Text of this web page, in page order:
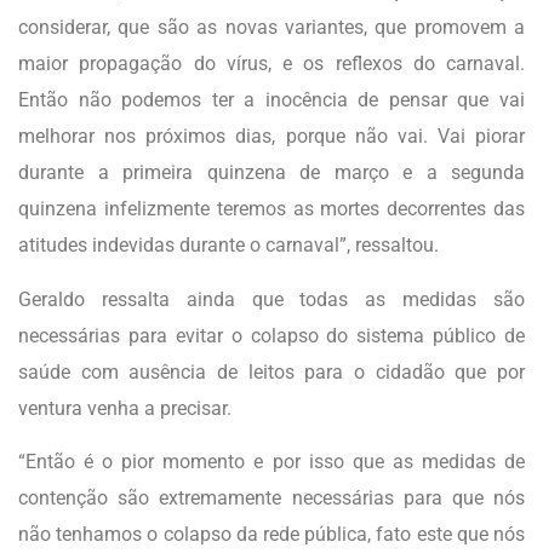
considerar, que são as novas variantes, que promovem a
maior propagação do vírus, e os reflexos do carnaval.
Então não podemos ter a inocência de pensar que vai
melhorar nos próximos dias, porque não vai. Vai piorar
durante a primeira quinzena de março e a segunda
quinzena infelizmente teremos as mortes decorrentes das
atitudes indevidas durante o carnaval”, ressaltou.
Geraldo ressalta ainda que todas as medidas são
necessárias para evitar o colapso do sistema público de
saúde com ausência de leitos para o cidadão que por
ventura venha a precisar.
“Então é o pior momento e por isso que as medidas de
contenção são extremamente necessárias para que nós
não tenhamos o colapso da rede pública, fato este que nós